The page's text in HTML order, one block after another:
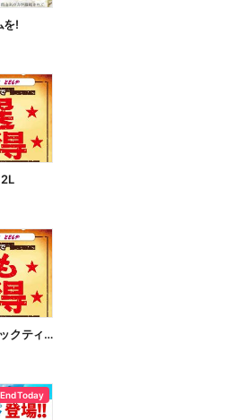
を!
いつでもお買い得! ソフトパックティッシュ
End Today